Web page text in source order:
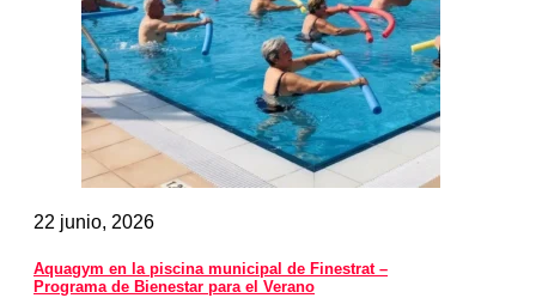
22 junio, 2026
Aquagym en la piscina municipal de Finestrat –
Programa de Bienestar para el Verano